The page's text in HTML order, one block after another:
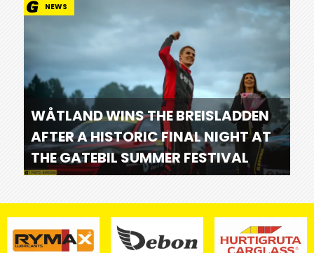
NEWS
WÅTLAND WINS THE BREISLADDEN
AFTER A HISTORIC FINAL NIGHT AT
THE GATEBIL SUMMER FESTIVAL